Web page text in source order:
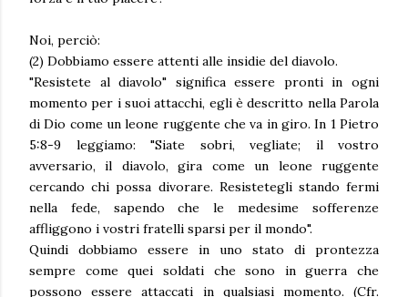
Noi, perciò:
(2) Dobbiamo essere attenti alle insidie del diavolo.
"Resistete al diavolo" significa essere pronti in ogni
momento per i suoi attacchi, egli è descritto nella Parola
di Dio come un leone ruggente che va in giro. In 1 Pietro
5:8-9 leggiamo: "Siate sobri, vegliate; il vostro
avversario, il diavolo, gira come un leone ruggente
cercando chi possa divorare. Resistetegli stando fermi
nella fede, sapendo che le medesime sofferenze
affliggono i vostri fratelli sparsi per il mondo".
Quindi dobbiamo essere in uno stato di prontezza
sempre come quei soldati che sono in guerra che
possono essere attaccati in qualsiasi momento. (Cfr.